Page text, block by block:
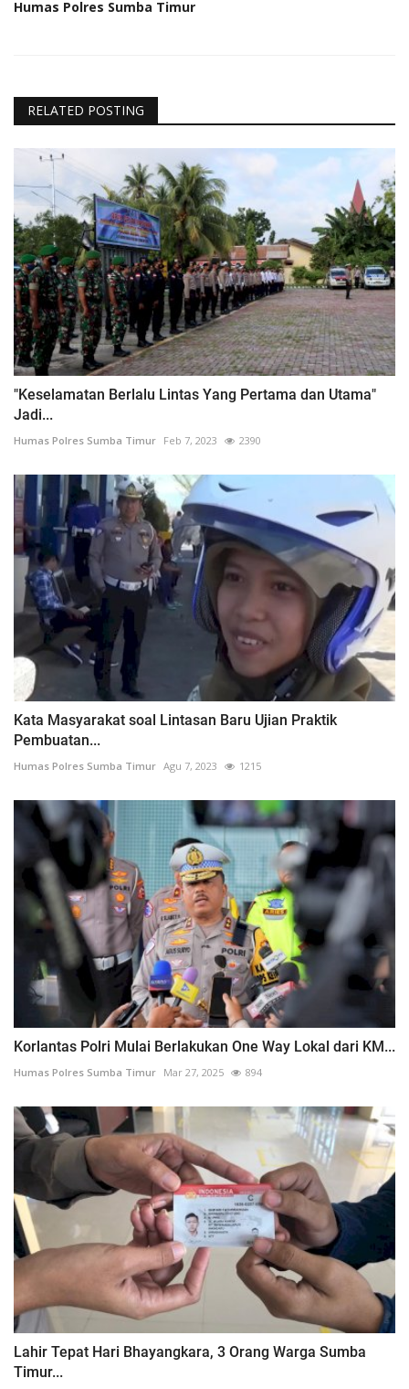
Humas Polres Sumba Timur
RELATED POSTING
"Keselamatan Berlalu Lintas Yang Pertama dan Utama"
Jadi...
Humas Polres Sumba Timur Feb 7, 2023 2390
Kata Masyarakat soal Lintasan Baru Ujian Praktik
Pembuatan...
Humas Polres Sumba Timur Agu 7, 2023 1215
Korlantas Polri Mulai Berlakukan One Way Lokal dari KM...
Humas Polres Sumba Timur Mar 27, 2025 894
Lahir Tepat Hari Bhayangkara, 3 Orang Warga Sumba
Timur...